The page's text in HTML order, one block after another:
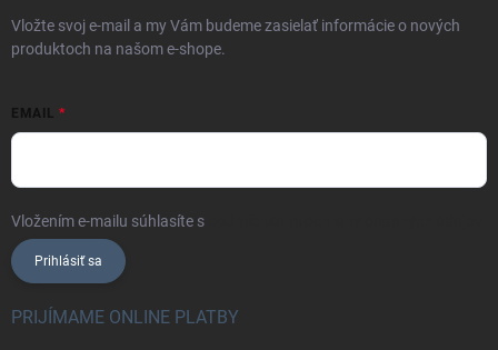
Vložte svoj e-mail a my Vám budeme zasielať informácie o nových
produktoch na našom e-shope.
EMAIL
Vložením e-mailu súhlasíte s
Prihlásiť sa
PRIJÍMAME ONLINE PLATBY